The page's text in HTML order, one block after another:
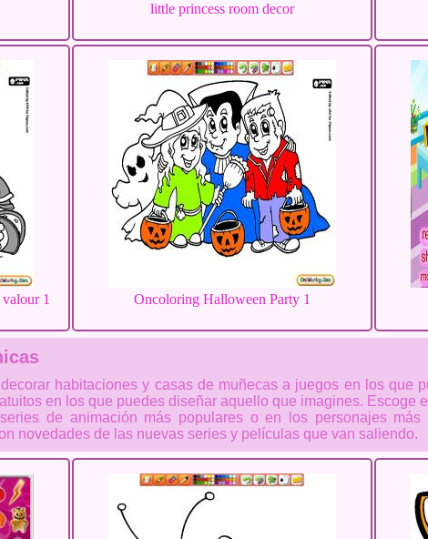
little princess room decor
1 Oncoloring Halloween Party 1
habitaciones y casas de muñecas a juegos en los que
en los que puedes diseñar aquello que imagines. Escoge
de animación más populares o en los personajes
novedades de las nuevas series y películas que van saliendo.